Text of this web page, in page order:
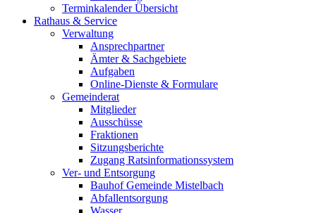
Terminkalender Übersicht
Rathaus & Service
Verwaltung
Ansprechpartner
Ämter & Sachgebiete
Aufgaben
Online-Dienste & Formulare
Gemeinderat
Mitglieder
Ausschüsse
Fraktionen
Sitzungsberichte
Zugang Ratsinformationssystem
Ver- und Entsorgung
Bauhof Gemeinde Mistelbach
Abfallentsorgung
Wasser